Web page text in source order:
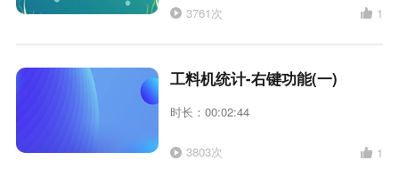
3761次 1
工料机统计-右键功能(一)
时长：00:02:44
3803次 1